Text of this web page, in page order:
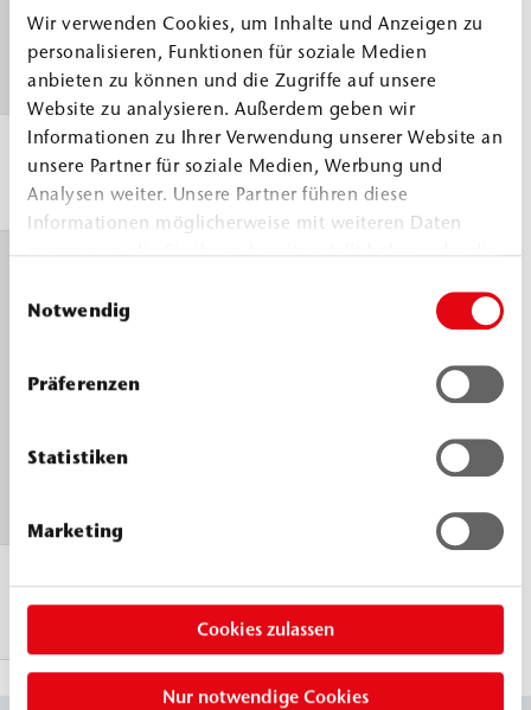
Wir verwenden Cookies, um Inhalte und Anzeigen zu
personalisieren, Funktionen für soziale Medien
anbieten zu können und die Zugriffe auf unsere
Website zu analysieren. Außerdem geben wir
Informationen zu Ihrer Verwendung unserer Website an
unsere Partner für soziale Medien, Werbung und
Analysen weiter. Unsere Partner führen diese
Informationen möglicherweise mit weiteren Daten
haben.
Notwendig
Präferenzen
Statistiken
Marketing
Cookies zulassen
Nur notwendige Cookies
Verarbeitungstemperatur
Bauteil und Material
Beginn
≈ 15
Expansion
≈ 15-